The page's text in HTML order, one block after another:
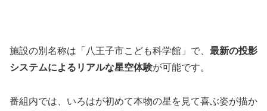
施設の別名称は「八王子市こども科学館」で、 最新の投影
システムによるリアルな星空体験が可能です。
番組内では、いろはが初めて本物の星を見て喜ぶ姿が描か